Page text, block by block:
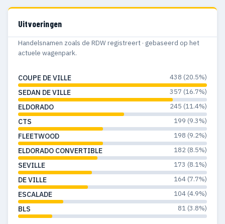
1963 32 32
1962
1961
1959 118 119
1958 55 55
1957 29 29
1956 43 43
1955 30 30
1954 13
1953 22 22
Uitvoeringen
Handelsnamen zoals de RDW registreert · gebaseerd op het
actuele wagenpark.
COUPE DE VILLE 438 (20.5%)
SEDAN DE VILLE 357 (16.7%)
ELDORADO 245 (11.4%)
CTS 199 (9.3%)
FLEETWOOD 198 (9.2%)
ELDORADO CONVERTIBLE 182 (8.5%)
SEVILLE 173 (8.1%)
DE VILLE 164 (7.7%)
ESCALADE 104 (4.9%)
BLS 81 (3.8%)